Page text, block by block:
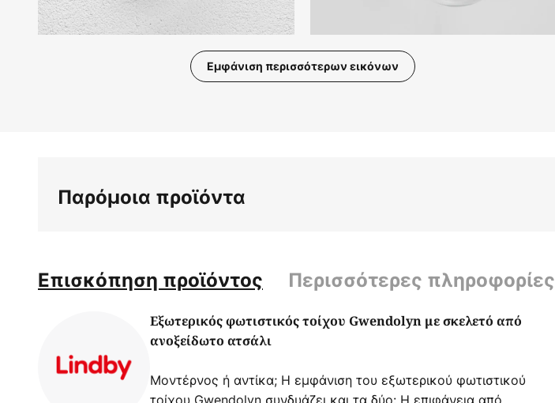
Εμφάνιση περισσότερων εικόνων
εικόνων
Παρόμοια προϊόντα
Επισκόπηση προϊόντος Περισσότερες πληροφορίες
Εξωτερικός φωτιστικός τοίχου Gwendolyn με σκελετό από
ανοξείδωτο ατσάλι
Μοντέρνος ή αντίκα; Η εμφάνιση του εξωτερικού φωτιστικού